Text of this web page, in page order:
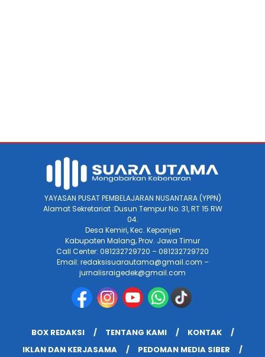
YAYASAN PUSAT PEMBELAJARAN NUSANTARA (YPPN)
Alamat Sekretariat :Dusun Tempur No. 31, RT 15 RW
04.
Desa Kemiri, Kec. Kepanjen
Kabupaten Malang, Prov. Jawa Timur
Call Center: 081232729720 – 081232729720
Email: redaksisuarautama@gmail.com –
jurnalisraigedek@gmail.com
BOX REDAKSI TENTANG KAMI
KONTAK
IKLAN DAN KERJASAMA
PEDOMAN MEDIA SIBER